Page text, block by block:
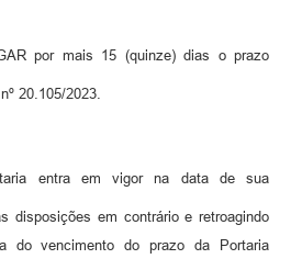
por mais 15 (quinze) dias o prazo
20.105/2023.
entra em vigor na data de sua
disposições em contrário e retroagindo
do vencimento do prazo da Portaria